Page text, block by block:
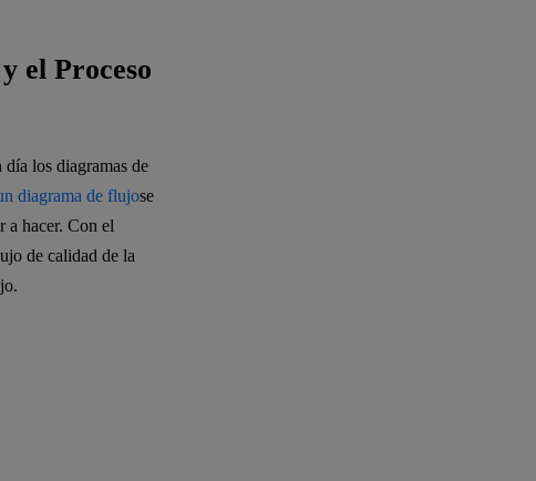
el Proceso
los diagramas de
diagrama de flujose
a hacer. Con el
de calidad de la